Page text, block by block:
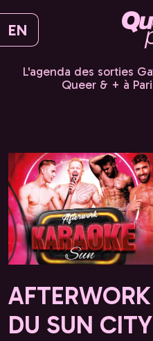
EN
L'agenda des sorties
Queer & + à
DU SUN CITY